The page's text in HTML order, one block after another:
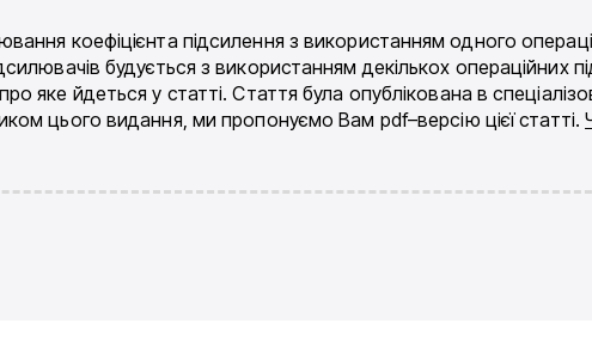
коефіцієнта підсилення з використанням одного
будується з використанням декількох операційних
яке йдеться у статті. Стаття була опублікована в
цього видання, ми пропонуємо Вам pdf–версію цієї статті.